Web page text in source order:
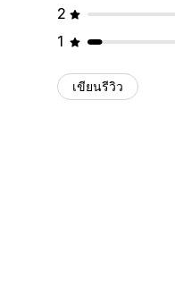
2
1
เขียนรีวิว